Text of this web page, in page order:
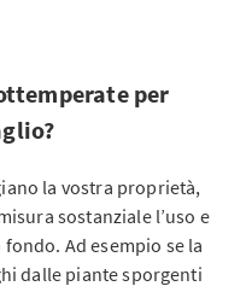
per
la vostra proprietà,
sostanziale l’uso e
Ad esempio se la
dalle piante sporgenti